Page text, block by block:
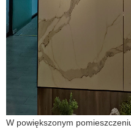
W powiększonym